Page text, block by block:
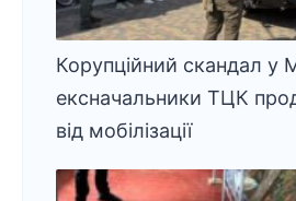
Корупційний скандал у
ексначальники ТЦК
від мобілізації